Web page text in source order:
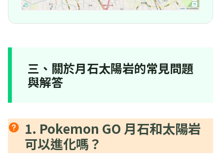
三、關於月石太陽岩的常見問題
與解答
1. Pokemon GO 月石和太陽岩
可以進化嗎？